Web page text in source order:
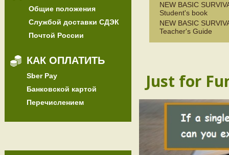
Общие положения
Службой доставки СДЭК
Почтой России
КАК ОПЛАТИТЬ
Sber Pay
Банковской картой
Перечислением
NEW BASIC
Student's book
NEW BASIC
Teacher's Guide
Just for